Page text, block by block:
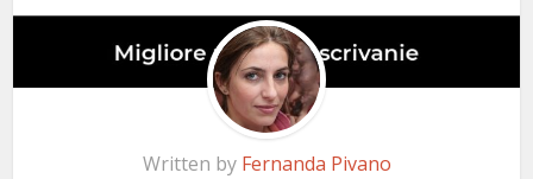
Written by Fernanda Pivano